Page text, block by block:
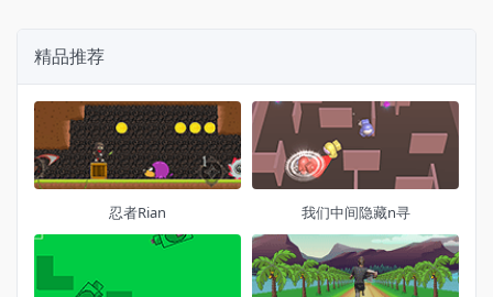
精品推荐
忍者Rian 我们中间隐藏n寻